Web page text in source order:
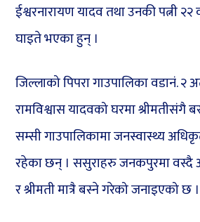
ईश्वरनारायण यादव तथा उनकी पत्नी २२
घाइते भएका हुन् ।
जिल्लाको पिपरा गाउपालिका वडानं. २
रामविश्वास यादवको घरमा
सम्सी गाउपालिकामा जनस्वास्थ्य
रहेका छन् । ससुराहरु जनकपुरमा वस्दै
र श्रीमती मात्रै बस्ने गरेको जनाइएको छ ।